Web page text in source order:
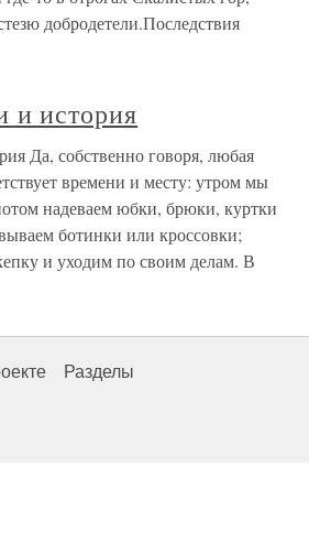
добродетели.Последствия
история
Да, собственно говоря, любая
времени и месту: утром мы
надеваем юбки, брюки, куртки
ботинки или кроссовки;
и уходим по своим делам. В
Разделы